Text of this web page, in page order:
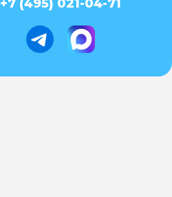
+7 (495) 021-04-71